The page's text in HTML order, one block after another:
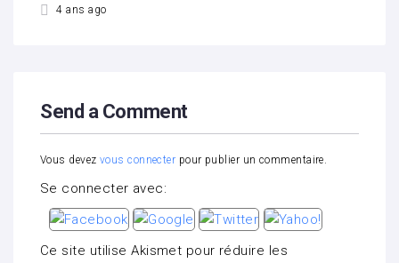
4 ans ago
Send a Comment
Vous devez vous connecter pour publier un commentaire.
Se connecter avec:
Ce site utilise Akismet pour réduire les